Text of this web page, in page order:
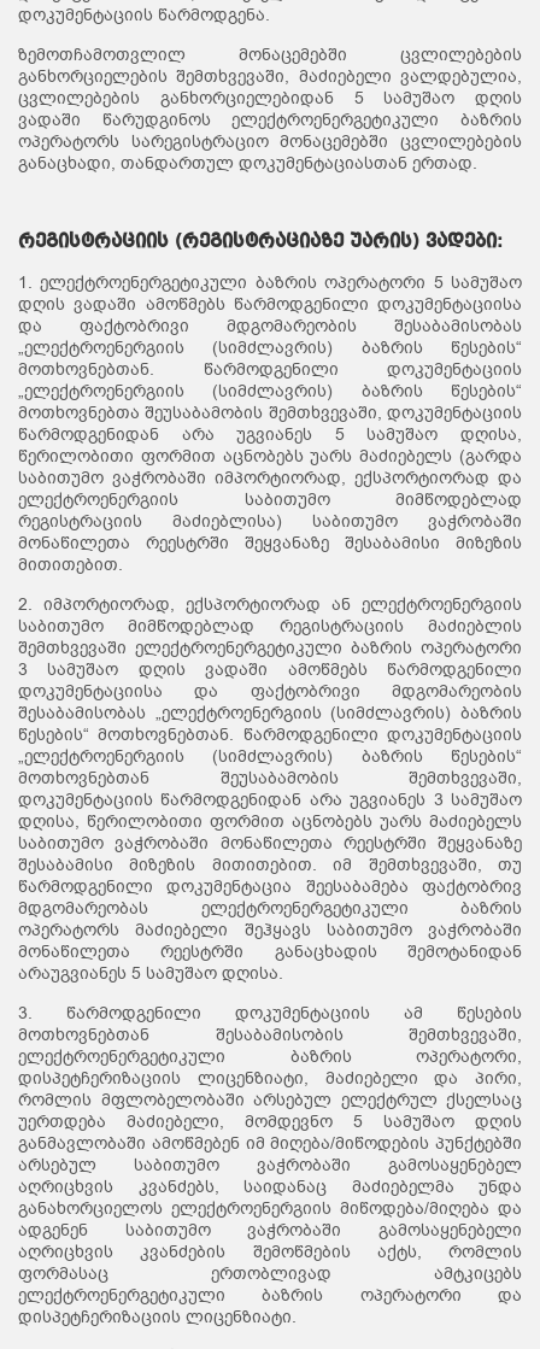
დოკუმენტაციის წარმოდგენა.
ზემოთჩამოთვლილ მონაცემებში ცვლილებების
განხორციელების შემთხვევაში, მაძიებელი ვალდებულია,
ცვლილებების განხორციელებიდან 5 სამუშაო დღის
ვადაში წარუდგინოს ელექტროენერგეტიკული ბაზრის
ოპერატორს სარეგისტრაციო მონაცემებში ცვლილებების
განაცხადი, თანდართულ დოკუმენტაციასთან ერთად.
რეგისტრაციის (რეგისტრაციაზე უარის) ვადები:
1. ელექტროენერგეტიკული ბაზრის ოპერატორი 5 სამუშაო
დღის ვადაში ამოწმებს წარმოდგენილი დოკუმენტაციისა
და ფაქტობრივი მდგომარეობის შესაბამისობას
„ელექტროენერგიის (სიმძლავრის) ბაზრის წესების“
მოთხოვნებთან. წარმოდგენილი დოკუმენტაციის
„ელექტროენერგიის (სიმძლავრის) ბაზრის წესების“
მოთხოვნებთა შეუსაბამობის შემთხვევაში, დოკუმენტაციის
წარმოდგენიდან არა უგვიანეს 5 სამუშაო დღისა,
წერილობითი ფორმით აცნობებს უარს მაძიებელს (გარდა
საბითუმო ვაჭრობაში იმპორტიორად, ექსპორტიორად და
ელექტროენერგიის საბითუმო მიმწოდებლად
რეგისტრაციის მაძიებლისა) საბითუმო ვაჭრობაში
მონაწილეთა რეესტრში შეყვანაზე შესაბამისი მიზეზის
მითითებით.
2. იმპორტიორად, ექსპორტიორად ან ელექტროენერგიის
საბითუმო მიმწოდებლად რეგისტრაციის მაძიებლის
შემთხვევაში ელექტროენერგეტიკული ბაზრის ოპერატორი
3 სამუშაო დღის ვადაში ამოწმებს წარმოდგენილი
დოკუმენტაციისა და ფაქტობრივი მდგომარეობის
შესაბამისობას „ელექტროენერგიის (სიმძლავრის) ბაზრის
წესების“ მოთხოვნებთან. წარმოდგენილი დოკუმენტაციის
„ელექტროენერგიის (სიმძლავრის) ბაზრის წესების“
მოთხოვნებთან შეუსაბამობის შემთხვევაში,
დოკუმენტაციის წარმოდგენიდან არა უგვიანეს 3 სამუშაო
დღისა, წერილობითი ფორმით აცნობებს უარს მაძიებელს
საბითუმო ვაჭრობაში მონაწილეთა რეესტრში შეყვანაზე
შესაბამისი მიზეზის მითითებით. იმ შემთხვევაში, თუ
წარმოდგენილი დოკუმენტაცია შეესაბამება ფაქტობრივ
მდგომარეობას ელექტროენერგეტიკული ბაზრის
ოპერატორს მაძიებელი შეჰყავს საბითუმო ვაჭრობაში
მონაწილეთა რეესტრში განაცხადის შემოტანიდან
არაუგვიანეს 5 სამუშაო დღისა.
3. წარმოდგენილი დოკუმენტაციის ამ წესების
მოთხოვნებთან შესაბამისობის შემთხვევაში,
ელექტროენერგეტიკული ბაზრის ოპერატორი,
დისპეტჩერიზაციის ლიცენზიატი, მაძიებელი და პირი,
რომლის მფლობელობაში არსებულ ელექტრულ ქსელსაც
უერთდება მაძიებელი, მომდევნო 5 სამუშაო დღის
განმავლობაში ამოწმებენ იმ მიღება/მიწოდების პუნქტებში
არსებულ საბითუმო ვაჭრობაში გამოსაყენებელ
აღრიცხვის კვანძებს, საიდანაც მაძიებელმა უნდა
განახორციელოს ელექტროენერგიის მიწოდება/მიღება და
ადგენენ საბითუმო ვაჭრობაში გამოსაყენებელი
აღრიცხვის კვანძების შემოწმების აქტს, რომლის
ფორმასაც ერთობლივად ამტკიცებს
ელექტროენერგეტიკული ბაზრის ოპერატორი და
დისპეტჩერიზაციის ლიცენზიატი.